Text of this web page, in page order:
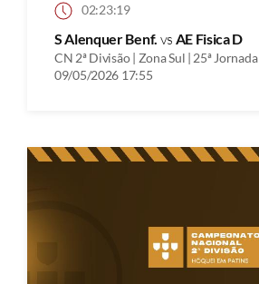
02:23:19
S Alenquer Benf. vs AE Fisica D
CN 2ª Divisão | Zona Sul | 25ª Jornada
09/05/2026 17:55